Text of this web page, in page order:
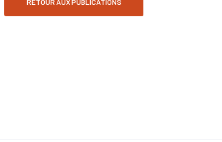
RETOUR AUX PUBLICATIONS